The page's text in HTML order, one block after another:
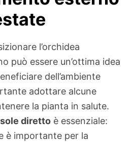
l’orchidea
può essere un’ottima idea
dell’ambiente
adottare alcune
la pianta in salute.
diretto è essenziale:
è importante per la